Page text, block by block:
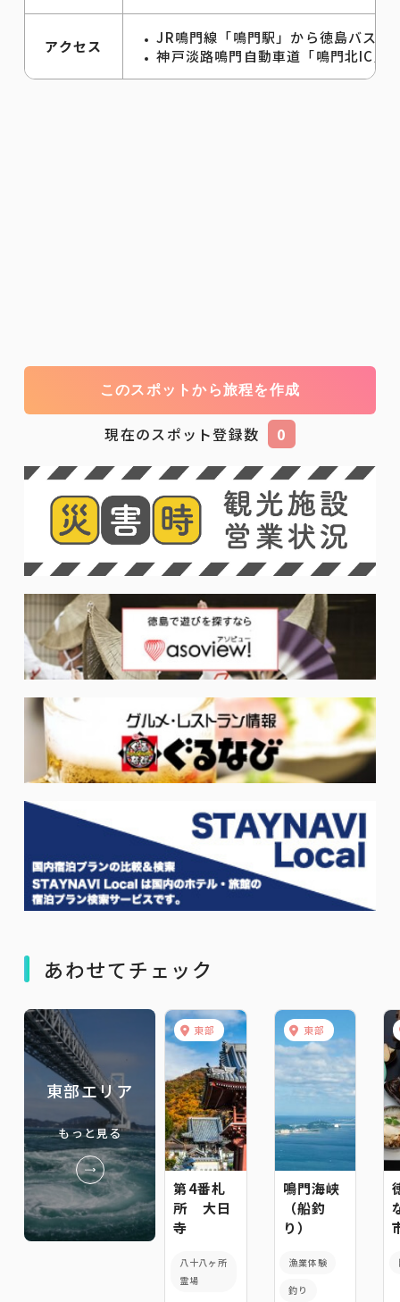
アクセス
JR鳴門線「鳴門駅」から徳島バス
神戸淡路鳴門自動車道「鳴門北IC」
このスポットから旅程を作成
現在のスポット登録数 0
あわせてチェック
東部エリア
もっと見る
東部
第4番札
所 大日
寺
八十八ヶ所
霊場
東部
鳴門海峡
（船釣
り）
漁業体験
釣り